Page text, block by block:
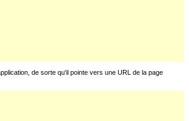
de sorte qu'il pointe vers une URL de la page